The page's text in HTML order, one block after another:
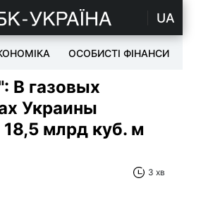
UA
ОСОБИСТІ ФІНАНСИ
В газовых
Украины
18,5 млрд куб. м
3 хв